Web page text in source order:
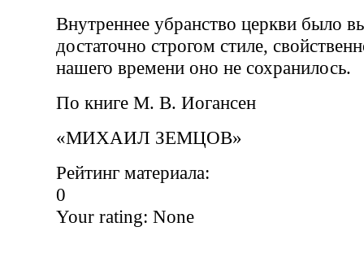
Внутреннее убранство церкви было
достаточно строгом стиле,
нашего времени оно не сохранилось.
По книге М. В. Иогансен
«МИХАИЛ ЗЕМЦОВ»
Рейтинг материала:
0
Your rating: None